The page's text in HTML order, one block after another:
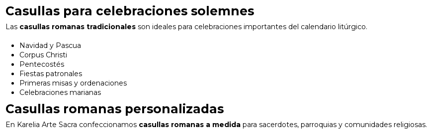
Casullas para celebraciones solemnes
Las casullas romanas tradicionalesson ideales para celebraciones importantes del calendario litúrgico.
Navidad y Pascua
Corpus Christi
Pentecostés
Fiestas patronales
Primeras misas y ordenaciones
Celebraciones marianas
Casullas romanas personalizadas
En Karelia Arte Sacra confeccionamos casullas romanas a medidapara sacerdotes, parroquias y comunidades religiosas.